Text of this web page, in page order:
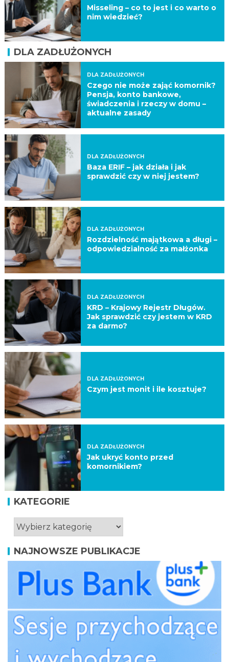
Misseling – co to jest i co warto o
nim wiedzieć?
DLA ZADŁUŻONYCH
DLA ZADŁUŻONYCH
Czego nie może zająć komornik?
Pensja, konto bankowe,
świadczenia i rzeczy w domu –
aktualne zasady
DLA ZADŁUŻONYCH
Baza ERIF – jak działa i jak
sprawdzić czy w niej jestem?
DLA ZADŁUŻONYCH
Rozdzielność majątkowa a długi –
odpowiedzialność za małżonka
DLA ZADŁUŻONYCH
KRD – Krajowy Rejestr Długów.
Jak sprawdzić czy jestem w KRD
za darmo?
DLA ZADŁUŻONYCH
Czym jest monit i ile kosztuje?
DLA ZADŁUŻONYCH
Jak ukryć konto przed
komornikiem?
KATEGORIE
NAJNOWSZE PUBLIKACJE